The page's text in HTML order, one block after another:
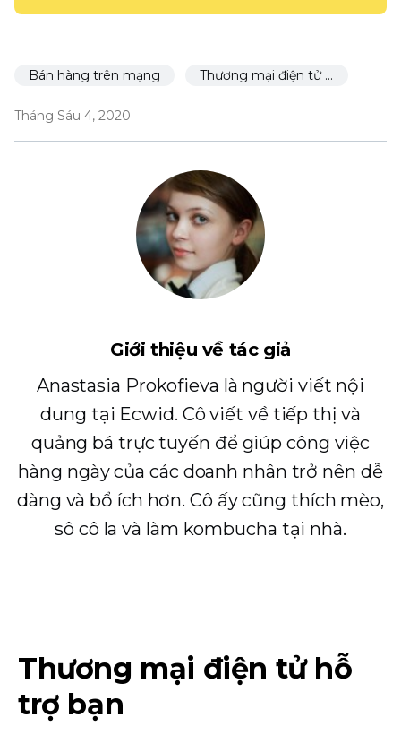
Bán hàng trên mạng Thương mại điện tử cho nhà hàng
Tháng Sáu 4, 2020
Giới thiệu về tác giả
Anastasia Prokofieva là người viết nội
dung tại Ecwid. Cô viết về tiếp thị và
quảng bá trực tuyến để giúp công việc
hàng ngày của các doanh nhân trở nên dễ
dàng và bổ ích hơn. Cô ấy cũng thích mèo,
sô cô la và làm kombucha tại nhà.
Thương mại điện tử hỗ
trợ bạn